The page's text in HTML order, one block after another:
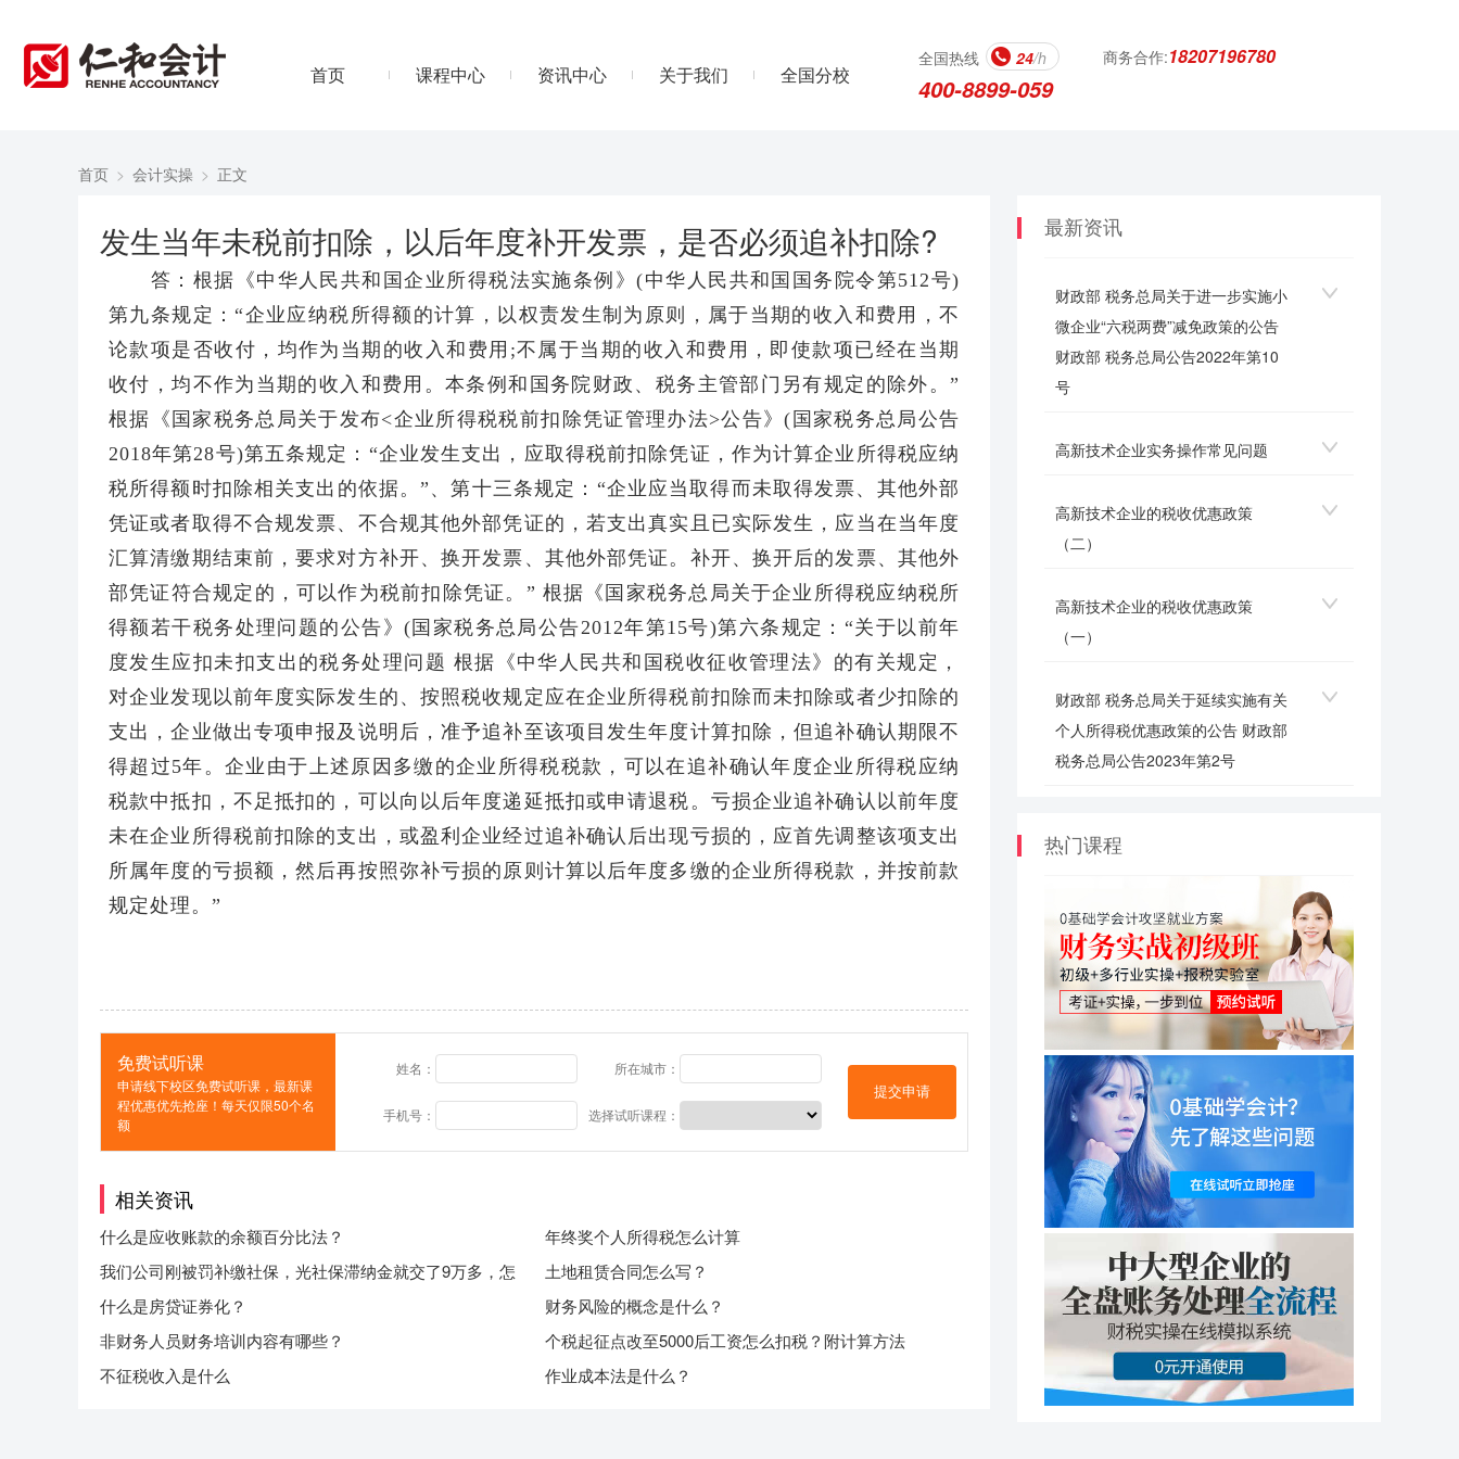
首页 课程中心 资讯中心 关于我们 全国分校
全国热线 24/h
400-8899-059
商务合作:18207196780
首页 > 会计实操 > 正文
发生当年未税前扣除，以后年度补开发票，是否必须追补扣除?
答：根据《中华人民共和国企业所得税法实施条例》(中华人民共和国国务院令第512号)
第九条规定：“企业应纳税所得额的计算，以权责发生制为原则，属于当期的收入和费用，不
论款项是否收付，均作为当期的收入和费用;不属于当期的收入和费用，即使款项已经在当期
收付，均不作为当期的收入和费用。本条例和国务院财政、税务主管部门另有规定的除外。”
根据《国家税务总局关于发布<企业所得税税前扣除凭证管理办法>公告》(国家税务总局公告
2018年第28号)第五条规定：“企业发生支出，应取得税前扣除凭证，作为计算企业所得税应纳
税所得额时扣除相关支出的依据。”、第十三条规定：“企业应当取得而未取得发票、其他外部
凭证或者取得不合规发票、不合规其他外部凭证的，若支出真实且已实际发生，应当在当年度
汇算清缴期结束前，要求对方补开、换开发票、其他外部凭证。补开、换开后的发票、其他外
部凭证符合规定的，可以作为税前扣除凭证。” 根据《国家税务总局关于企业所得税应纳税所
得额若干税务处理问题的公告》(国家税务总局公告2012年第15号)第六条规定：“关于以前年
度发生应扣未扣支出的税务处理问题 根据《中华人民共和国税收征收管理法》的有关规定，
对企业发现以前年度实际发生的、按照税收规定应在企业所得税前扣除而未扣除或者少扣除的
支出，企业做出专项申报及说明后，准予追补至该项目发生年度计算扣除，但追补确认期限不
得超过5年。企业由于上述原因多缴的企业所得税税款，可以在追补确认年度企业所得税应纳
税款中抵扣，不足抵扣的，可以向以后年度递延抵扣或申请退税。亏损企业追补确认以前年度
未在企业所得税前扣除的支出，或盈利企业经过追补确认后出现亏损的，应首先调整该项支出
所属年度的亏损额，然后再按照弥补亏损的原则计算以后年度多缴的企业所得税款，并按前款
规定处理。”
免费试听课
申请线下校区免费试听课，最新课
程优惠优先抢座！每天仅限50个名
额
姓名： 所在城市：
手机号： 选择试听课程：
提交申请
相关资讯
什么是应收账款的余额百分比法？
年终奖个人所得税怎么计算
我们公司刚被罚补缴社保，光社保滞纳金就交了9万多，怎
么会这么多？社保滞纳金是怎么算出来的呢？
土地租赁合同怎么写？
什么是房贷证券化？
财务风险的概念是什么？
非财务人员财务培训内容有哪些？
个税起征点改至5000后工资怎么扣税？附计算方法
不征税收入是什么
作业成本法是什么？
最新资讯
财政部 税务总局关于进一步实施小
微企业“六税两费”减免政策的公告
财政部 税务总局公告2022年第10
号
高新技术企业实务操作常见问题
高新技术企业的税收优惠政策
（二）
高新技术企业的税收优惠政策
（一）
财政部 税务总局关于延续实施有关
个人所得税优惠政策的公告 财政部
税务总局公告2023年第2号
热门课程